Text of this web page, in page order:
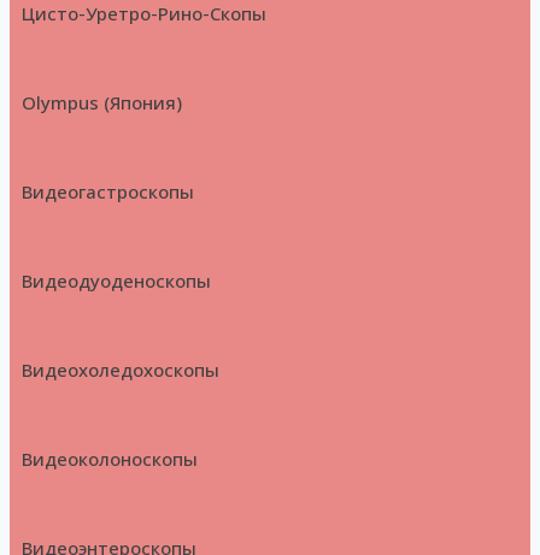
Цисто-Уретро-Рино-Скопы
Olympus (Япония)
Видеогастроскопы
Видеодуоденоскопы
Видеохоледохоскопы
Видеоколоноскопы
Видеоэнтероскопы